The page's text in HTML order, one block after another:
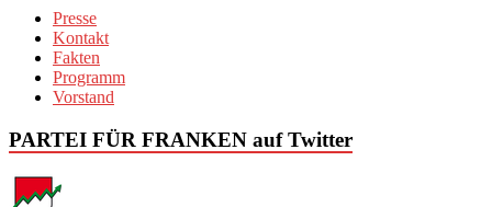
Presse
Kontakt
Fakten
Programm
Vorstand
PARTEI FÜR FRANKEN auf Twitter